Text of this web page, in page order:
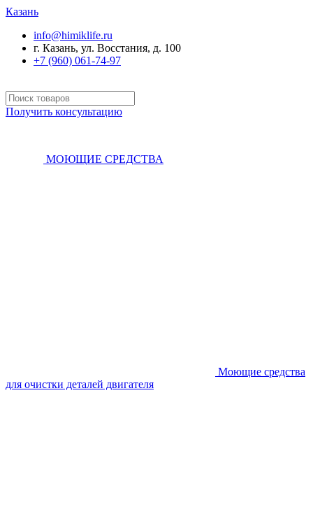
Казань
info@himiklife.ru
г. Казань, ул. Восстания, д. 100
+7 (960) 061-74-97
Получить консультацию
МОЮЩИЕ СРЕДСТВА
Моющие средства
для очистки деталей двигателя